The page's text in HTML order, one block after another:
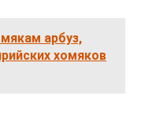
арбуз,
хомяков